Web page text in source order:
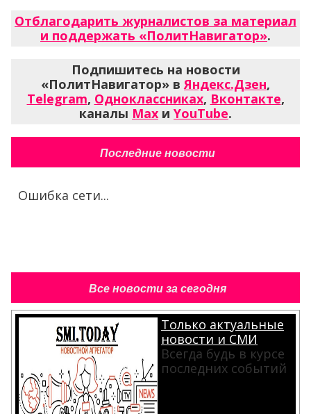
Отблагодарить журналистов за материал
и поддержать «ПолитНавигатор».
Подпишитесь на новости
«ПолитНавигатор» вЯндекс.Дзен,
Telegram, Одноклассниках, Вконтакте,
каналы Max и YouTube.
Последние новости
Ошибка сети...
Все новости за сегодня
Только актуальные
новости и СМИ
Всегда будь в курсе
последних событий